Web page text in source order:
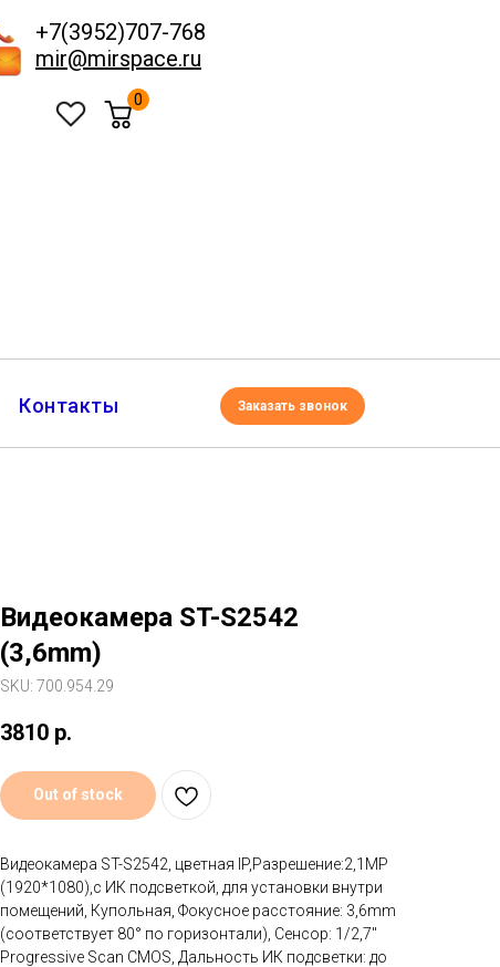
+7(3952)707-768
mir@mirspace.ru
0
Контакты Заказать звонок
Видеокамера ST-S2542
(3,6mm)
SKU: 700.954.29
3810 р.
Out of stock
Видеокамера ST-S2542, цветная IP,Разрешение:2,1MP
(1920*1080),с ИК подсветкой, для установки внутри
помещений, Купольная, Фокусное расстояние: 3,6mm
(соответствует 80° по горизонтали), Сенсор: 1/2,7"
Progressive Scan CMOS, Дальность ИК подсветки: до